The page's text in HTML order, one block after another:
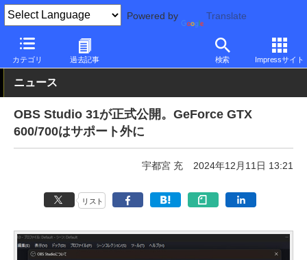
Powered by Translate
カテゴリ 過去記事 検索 Impressサイト
PC Watch ソフトウェア/アプリ 他ソフト/アプリ 新バージョン
ニュース
OBS Studio 31が正式公開。GeForce GTX
600/700はサポート外に
宇都宮 充 2024年12月11日 13:21
リスト